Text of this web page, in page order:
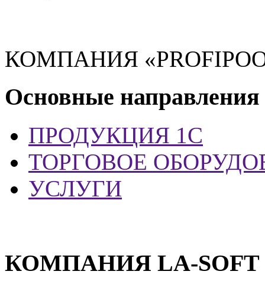
КОМПАНИЯ
Основные направления
ПРОДУКЦИЯ 1С
ТОРГОВОЕ
УСЛУГИ
КОМПАНИЯ LA-SOFT